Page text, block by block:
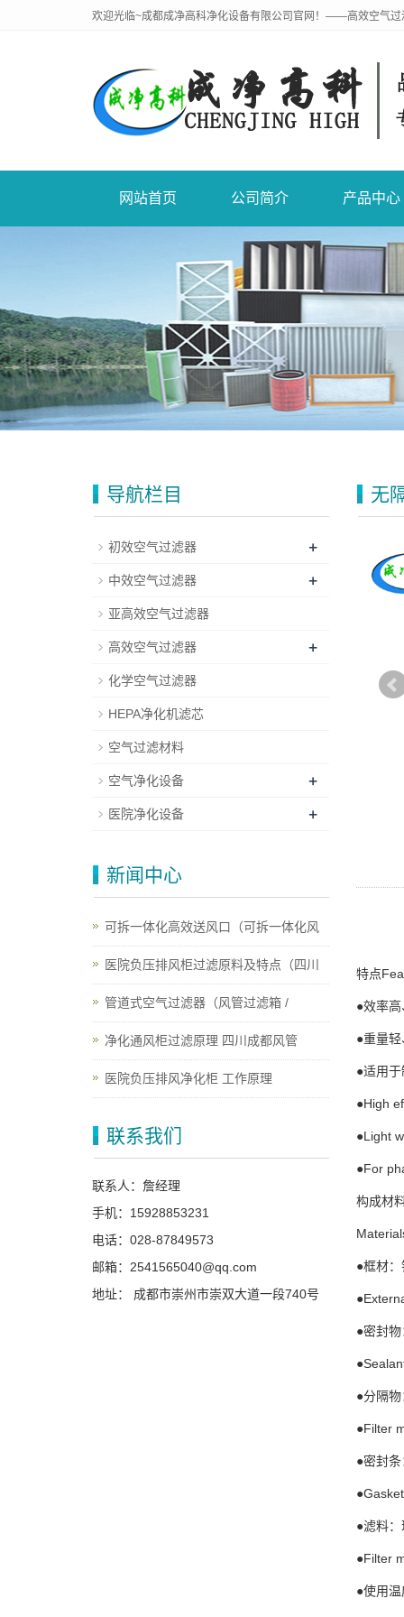
欢迎光临~成都成净高科净化设备有限公司官网！——高效空气
网站首页 公司简介 产品中心
无
特点
●效率
●重量
●适用
●High
●Light
●For
构成材
●框材
●密封
●分隔
●Filter
●密封
●滤料
●Filter
●使用
导航栏目
初效空气过滤器 +
中效空气过滤器 +
亚高效空气过滤器
高效空气过滤器 +
化学空气过滤器
HEPA净化机滤芯
空气过滤材料
空气净化设备 +
医院净化设备 +
新闻中心
可拆一体化高效送风口（可拆一体化风
医院负压排风柜过滤原料及特点（四川
管道式空气过滤器（风管过滤箱 /
净化通风柜过滤原理 四川成都风管
医院负压排风净化柜 工作原理
联系我们
联系人：詹经理
手机：15928853231
电话：028-87849573
邮箱：2541565040@qq.com
地址： 成都市崇州市崇双大道一段740号